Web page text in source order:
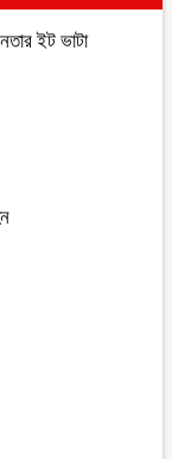
ইট ভাটা